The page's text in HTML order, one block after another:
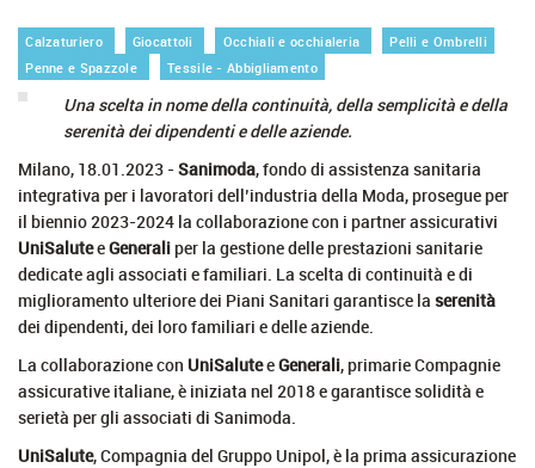
Calzaturiero Giocattoli Occhiali e occhialeria
Pelli e Ombrelli
Penne e Spazzole
Tessile - Abbigliamento
Una scelta in nome della continuità, della semplicità e della
serenità dei dipendenti e delle aziende.
Milano, 18.01.2023 -Sanimoda, fondo di assistenza sanitaria
integrativa per i lavoratori dell’industria della Moda, prosegue per
il biennio 2023-2024 la collaborazione con i partner assicurativi
UniSaluteeGeneraliper la gestione delle prestazioni sanitarie
dedicate agli associati e familiari. La scelta di continuità e di
miglioramento ulteriore dei Piani Sanitari garantisce la serenità
dei dipendenti, dei loro familiari e delle aziende.
La collaborazione con UniSaluteeGenerali, primarie Compagnie
assicurative italiane, è iniziata nel 2018 e garantisce solidità e
serietà per gli associati di Sanimoda.
UniSalute, Compagnia del Gruppo Unipol, è la prima assicurazione